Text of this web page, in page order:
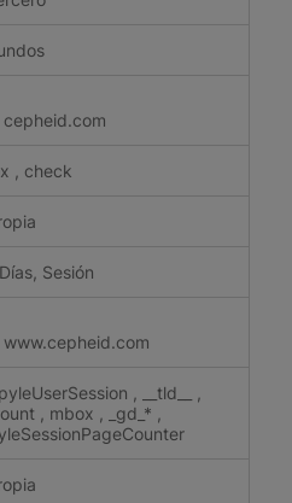
cepheid.com
, check
Sesión
www.cepheid.com
, __tld__
,
, mbox , _gd_* ,